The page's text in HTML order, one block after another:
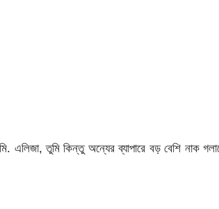
এলিজা, তুমি কিন্তু অন্যের ব্যাপারে বড় বেশি নাক